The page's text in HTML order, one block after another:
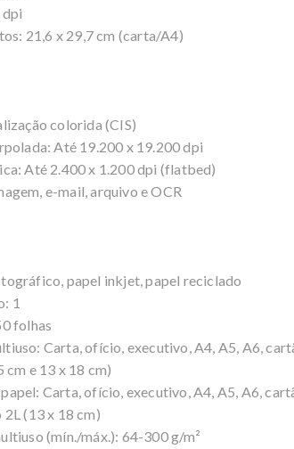
dpi
21,6 x 29,7 cm (carta/A4)
colorida (CIS)
Até 19.200 x 19.200 dpi
Até 2.400 x 1.200 dpi (flatbed)
e-mail, arquivo e OCR
papel inkjet, papel reciclado
1
folhas
Carta, ofício, executivo, A4, A5, A6,
e 13 x 18 cm)
Carta, ofício, executivo, A4, A5, A6,
(13 x 18 cm)
(mín./máx.): 64-300 g/m²